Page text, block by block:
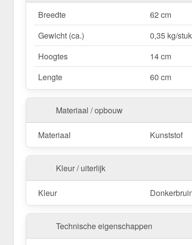
Breedte
62 cm
Gewicht (ca.)
0,35 kg/stuk
Hoogtes
14 cm
Lengte
60 cm
Materiaal / opbouw
Materiaal Kunststof
Kleur / uiterlijk
Kleur
Technische eigenschappen